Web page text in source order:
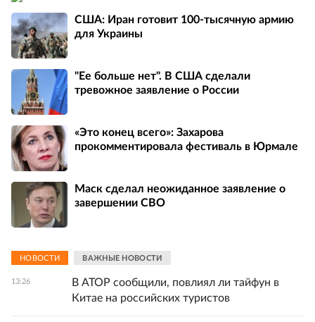
США: Иран готовит 100-тысячную армию
для Украины
"Ее больше нет". В США сделали
тревожное заявление о России
«Это конец всего»: Захарова
прокомментировала фестиваль в Юрмале
Маск сделал неожиданное заявление о
завершении СВО
НОВОСТИ ВАЖНЫЕ НОВОСТИ
13:26
В АТОР сообщили, повлиял ли тайфун в
Китае на российских туристов